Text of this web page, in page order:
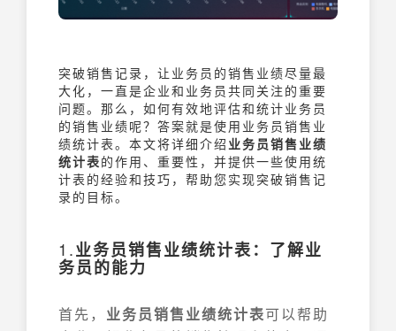
突破销售记录，让业务员的销售业绩尽量最
大化，一直是企业和业务员共同关注的重要
问题。那么，如何有效地评估和统计业务员
的销售业绩呢？答案就是使用业务员销售业
绩统计表。本文将详细介绍 业务员销售业绩
统计表的作用、重要性，并提供一些使用统
计表的经验和技巧，帮助您实现突破销售记
录的目标。
1.业务员销售业绩统计表：了解业
务员的能力
首先， 业务员销售业绩统计表可以帮助